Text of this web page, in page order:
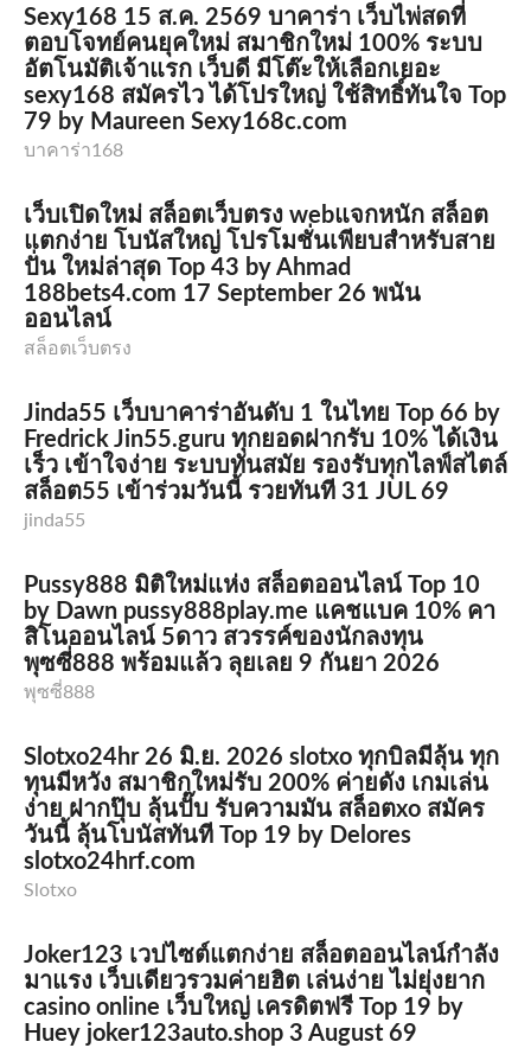
Sexy168 15 ส.ค. 2569 บาคาร่า เว็บไพ่สดที่
ตอบโจทย์คนยุคใหม่ สมาชิกใหม่ 100% ระบบ
อัตโนมัติเจ้าแรก เว็บดี มีโต๊ะให้เลือกเยอะ
sexy168 สมัครไว ได้โปรใหญ่ ใช้สิทธิ์ทันใจ Top
79 by Maureen Sexy168c.com
บาคาร่า168
เว็บเปิดใหม่ สล็อตเว็บตรง webแจกหนัก สล็อต
แตกง่าย โบนัสใหญ่ โปรโมชั่นเพียบสำหรับสาย
ปั่น ใหม่ล่าสุด Top 43 by Ahmad
188bets4.com 17 September 26 พนัน
ออนไลน์
สล็อตเว็บตรง
Jinda55 เว็บบาคาร่าอันดับ 1 ในไทย Top 66 by
Fredrick Jin55.guru ทุกยอดฝากรับ 10% ได้เงิน
เร็ว เข้าใจง่าย ระบบทันสมัย รองรับทุกไลฟ์สไตล์
สล็อต55 เข้าร่วมวันนี้ รวยทันที 31 JUL 69
jinda55
Pussy888 มิติใหม่แห่ง สล็อตออนไลน์ Top 10
by Dawn pussy888play.me แคชแบค 10% คา
สิโนออนไลน์ 5ดาว สวรรค์ของนักลงทุน
พุซซี่888 พร้อมแล้ว ลุยเลย 9 กันยา 2026
พุซซี่888
Slotxo24hr 26 มิ.ย. 2026 slotxo ทุกบิลมีลุ้น ทุก
ทุนมีหวัง สมาชิกใหม่รับ 200% ค่ายดัง เกมเล่น
ง่าย ฝากปุ๊บ ลุ้นปั๊บ รับความมัน สล็อตxo สมัคร
วันนี้ ลุ้นโบนัสทันที Top 19 by Delores
slotxo24hrf.com
Slotxo
Joker123 เวปไซต์แตกง่าย สล็อตออนไลน์กำลัง
มาแรง เว็บเดียวรวมค่ายฮิต เล่นง่าย ไม่ยุ่งยาก
casino online เว็บใหญ่ เครดิตฟรี Top 19 by
Huey joker123auto.shop 3 August 69